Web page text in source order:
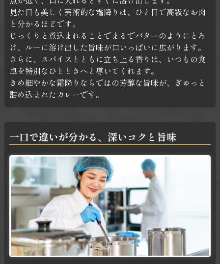
見た目も美しく芸術的な霜降りは、ひと目で高級なお肉
と分かるほどです。
じっくりと煮込まれることでまるでバターのようにとろ
け、ルーに溶け出した旨味が口いっぱいに広がります。
さらに、スパイスとともに立ち上る香りは、いつもの食
卓を特別なひとときへと導いてくれます。
きめ細やかな霜降りならではの芳醇な旨味が、ぎゅっと
詰め込まれたカレーです。
一口で違いが分かる、 深いコクと旨味